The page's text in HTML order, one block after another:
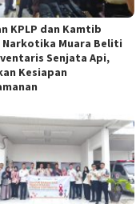
KPLP dan Kamtib
Narkotika Muara Beliti
Senjata Api,
Kesiapan